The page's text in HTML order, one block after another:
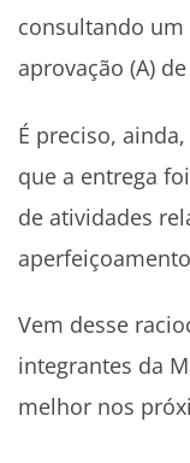
consultando um
aprovação (A)
É preciso,
que a entrega
de atividades
Vem desse
integrantes da
melhor nos